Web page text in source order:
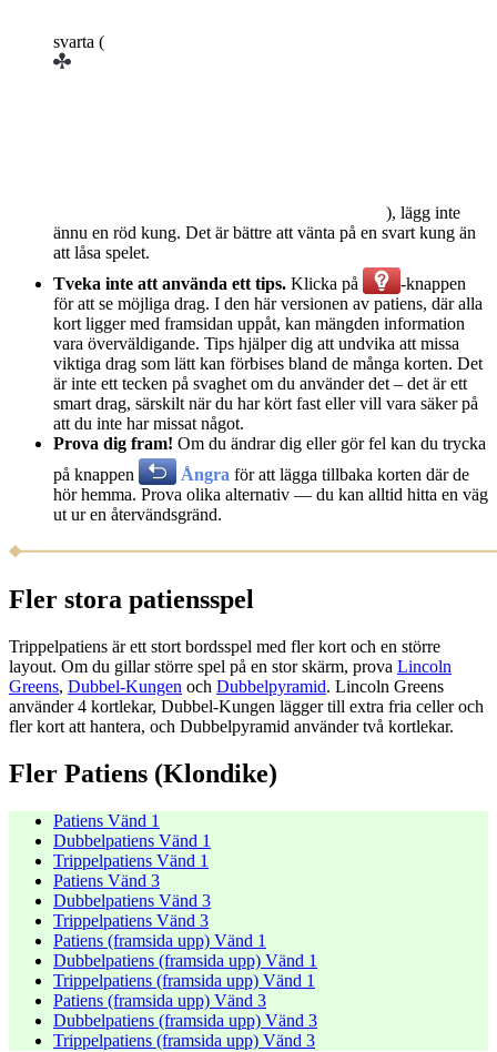
svarta (
), lägg inte
ännu en röd kung. Det är bättre att vänta på en svart kung än
att låsa spelet.
Tveka inte att använda ett tips. Klicka på
-knappen
för att se möjliga drag. I den här versionen av patiens, där alla
kort ligger med framsidan uppåt, kan mängden information
vara överväldigande. Tips hjälper dig att undvika att missa
viktiga drag som lätt kan förbises bland de många korten. Det
är inte ett tecken på svaghet om du använder det – det är ett
smart drag, särskilt när du har kört fast eller vill vara säker på
att du inte har missat något.
Prova dig fram! Om du ändrar dig eller gör fel kan du trycka
på knappen
Ångra för att lägga tillbaka korten där de
hör hemma. Prova olika alternativ — du kan alltid hitta en väg
ut ur en återvändsgränd.
Fler stora patiensspel
Trippelpatiens är ett stort bords­spel med fler kort och en större
layout. Om du gillar större spel på en stor skärm, prova Lincoln
Greens, Dubbel-Kungen och Dubbelpyramid. Lincoln Greens
använder 4 kortlekar, Dubbel-Kungen lägger till extra fria celler och
fler kort att hantera, och Dubbelpyramid använder två kortlekar.
Fler Patiens (Klondike)
Patiens Vänd 1
Dubbelpatiens Vänd 1
Trippelpatiens Vänd 1
Patiens Vänd 3
Dubbelpatiens Vänd 3
Trippelpatiens Vänd 3
Patiens (framsida upp) Vänd 1
Dubbelpatiens (framsida upp) Vänd 1
Trippelpatiens (framsida upp) Vänd 1
Patiens (framsida upp) Vänd 3
Dubbelpatiens (framsida upp) Vänd 3
Trippelpatiens (framsida upp) Vänd 3